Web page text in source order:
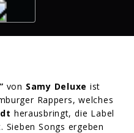
von Samy Deluxe ist
Rappers, welches
herausbringt, die Label
Songs ergeben